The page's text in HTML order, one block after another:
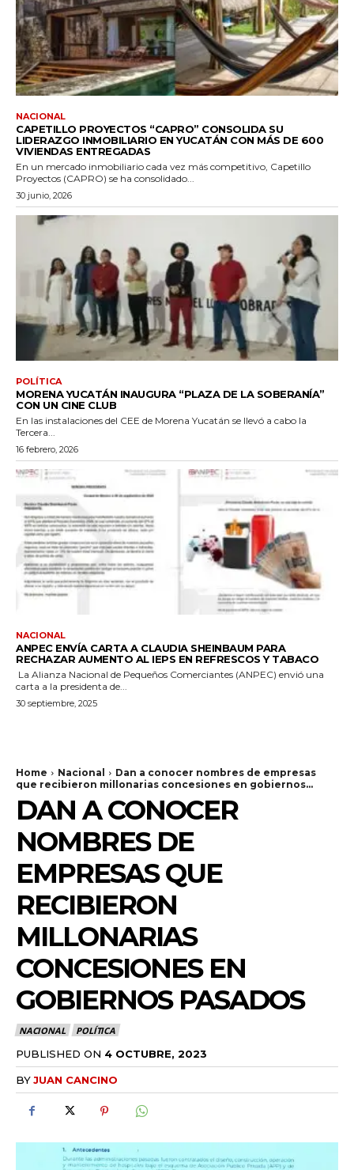
NACIONAL
CAPETILLO PROYECTOS “CAPRO” CONSOLIDA SU
LIDERAZGO INMOBILIARIO EN YUCATÁN CON MÁS DE 600
VIVIENDAS ENTREGADAS
En un mercado inmobiliario cada vez más competitivo, Capetillo
Proyectos (CAPRO) se ha consolidado...
30 junio, 2026
POLÍTICA
MORENA YUCATÁN INAUGURA “PLAZA DE LA SOBERANÍA”
CON UN CINE CLUB
En las instalaciones del CEE de Morena Yucatán se llevó a cabo la
Tercera...
16 febrero, 2026
NACIONAL
ANPEC ENVÍA CARTA A CLAUDIA SHEINBAUM PARA
RECHAZAR AUMENTO AL IEPS EN REFRESCOS Y TABACO
La Alianza Nacional de Pequeños Comerciantes (ANPEC) envió una
carta a la presidenta de...
30 septiembre, 2025